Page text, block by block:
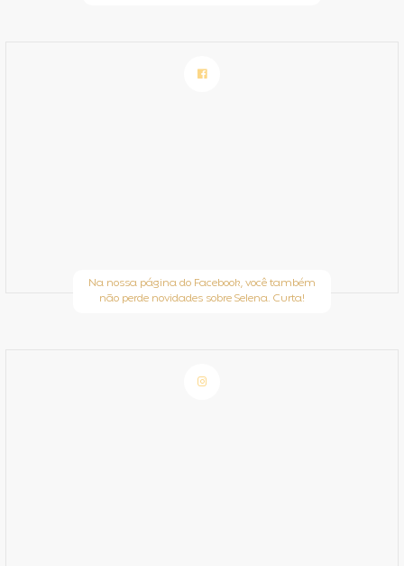
Na nossa página do Facebook, você também
não perde novidades sobre Selena. Curta!